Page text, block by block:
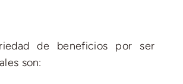
de beneficios por ser
son: